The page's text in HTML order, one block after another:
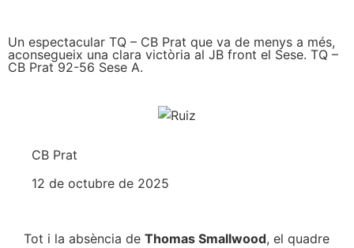
Un espectacular TQ – CB Prat que va de menys a més,
aconsegueix una clara victòria al JB front el Sese. TQ –
CB Prat 92-56 Sese A.
CB Prat
12 de octubre de 2025
Tot i la absència de Thomas Smallwood, el quadre